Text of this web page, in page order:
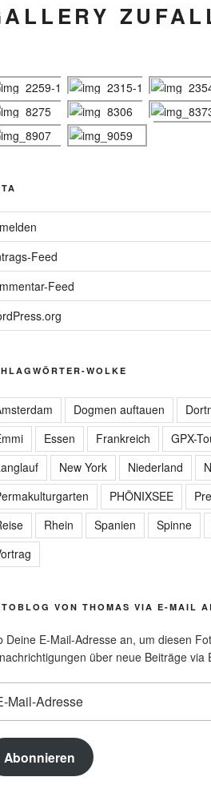
Feed
Feed
WOLKE
Dogmen auftauen
Essen Frankreich GPX-
New York Niederland
PHÖNIXSEE
Rhein Spanien Spinne
VON THOMAS VIA E-MAIL
Deine E-Mail-Adresse an, um diesen
über neue Beiträge via
Abonnieren